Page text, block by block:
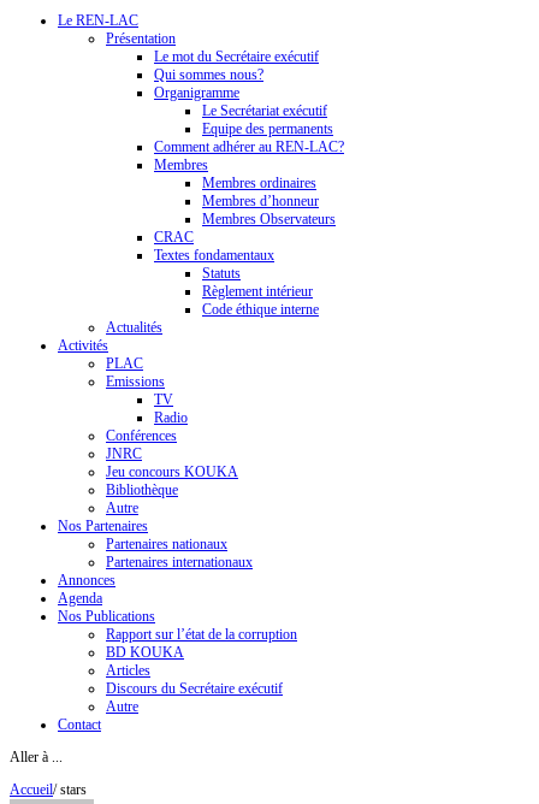
Le REN-LAC
Présentation
Le mot du Secrétaire exécutif
Qui sommes nous?
Organigramme
Le Secrétariat exécutif
Equipe des permanents
Comment adhérer au REN-LAC?
Membres
Membres ordinaires
Membres d’honneur
Membres Observateurs
CRAC
Textes fondamentaux
Statuts
Règlement intérieur
Code éthique interne
Actualités
Activités
PLAC
Emissions
TV
Radio
Conférences
JNRC
Jeu concours KOUKA
Bibliothèque
Autre
Nos Partenaires
Partenaires nationaux
Partenaires internationaux
Annonces
Agenda
Nos Publications
Rapport sur l’état de la corruption
BD KOUKA
Articles
Discours du Secrétaire exécutif
Autre
Contact
Aller à ...
Accueil/ stars